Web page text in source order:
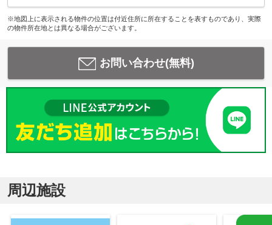
※地図上に表示される物件の位置は付近住所に所在することを表すものであり、実際
の物件所在地とは異なる場合がございます。
お問い合わせ(無料)
周辺施設